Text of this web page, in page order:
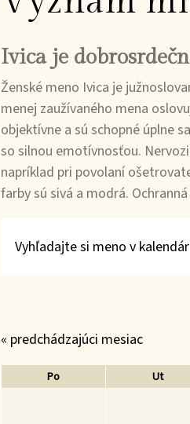
Ivica je
Ženské meno Ivica je
menej zaužívaného mena
objektívne a sú schopné úplne
so silnou emotívnosťou.
napríklad pri povolaní
farby sú sivá a modrá.
Vyhľadajte si meno v
« predchádzajúci mesiac
Po Ut